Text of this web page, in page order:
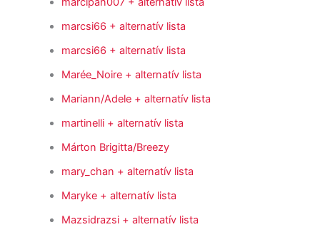
marcsi66 + alternatív lista
marcsi66 + alternatív lista
Marée_Noire + alternatív lista
Mariann/Adele + alternatív lista
martinelli + alternatív lista
Márton Brigitta/Breezy
mary_chan + alternatív lista
Maryke + alternatív lista
Mazsidrazsi + alternatív lista